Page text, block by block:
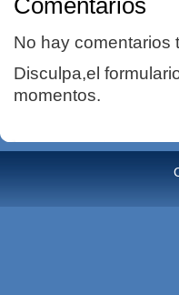
Comentarios
No hay comentarios
Disculpa,el
momentos.